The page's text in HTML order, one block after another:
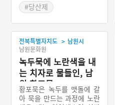
을의 신에게 제의를 지낸다.
제의의 명칭은 당산제이다.
제의를 지내는 목적은 주민
들의 건강과 풍농이다. 제의
는 선출된 제관이 주도하며
제의과정에서는 축문을 읽
는다. 현재는 청년송 문화보
존회와 주민들이 공동으로
마을제의를 주관하고 있다.
단절되었던 제의를 다시 복
원한 탓에 본래의 모습과는
#당산제
전북특별자치도 > 남원시
남원문화원
녹두묵에 노란색을 내
는 치자로 물들인, 남
원 황포묵
황포묵은 녹두를 맷돌에 갈
아 묵을 만드는 과정에 노란